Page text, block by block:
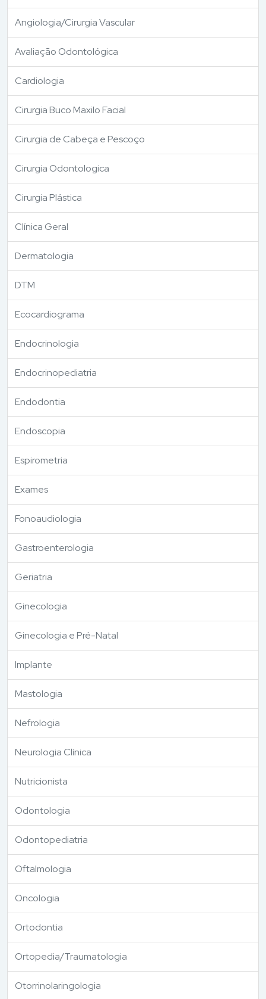
Angiologia/Cirurgia Vascular
Avaliação Odontológica
Cardiologia
Cirurgia Buco Maxilo Facial
Cirurgia de Cabeça e Pescoço
Cirurgia Odontologica
Cirurgia Plástica
Clínica Geral
Dermatologia
DTM
Ecocardiograma
Endocrinologia
Endocrinopediatria
Endodontia
Endoscopia
Espirometria
Exames
Fonoaudiologia
Gastroenterologia
Geriatria
Ginecologia
Ginecologia e Pré-Natal
Implante
Mastologia
Nefrologia
Neurologia Clínica
Nutricionista
Odontologia
Odontopediatria
Oftalmologia
Oncologia
Ortodontia
Ortopedia/Traumatologia
Otorrinolaringologia